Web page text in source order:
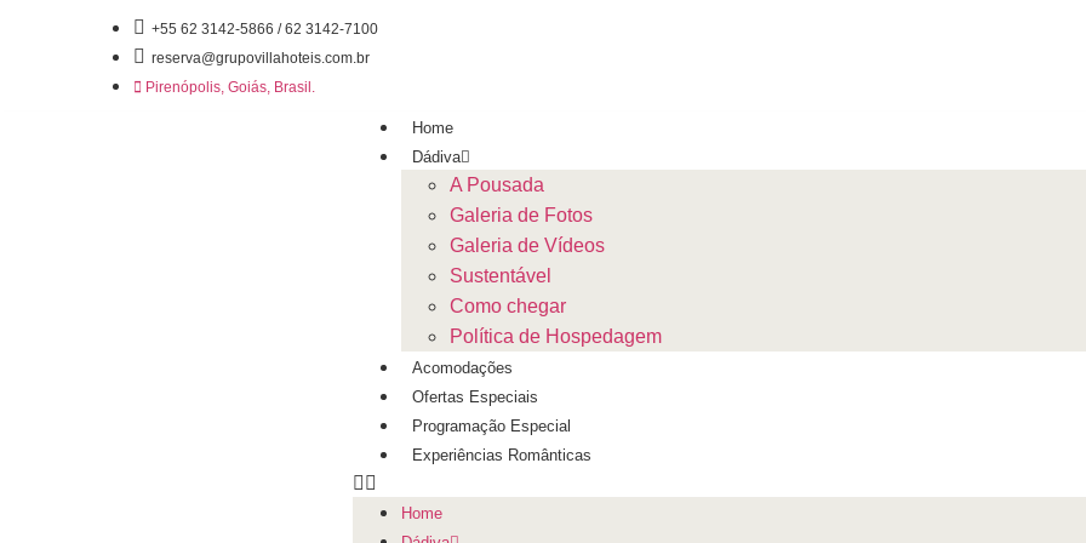
+55 62 3142-5866 / 62 3142-7100
reserva@grupovillahoteis.com.br
Pirenópolis, Goiás, Brasil.
Home
Dádiva
A Pousada
Galeria de Fotos
Galeria de Vídeos
Sustentável
Como chegar
Política de Hospedagem
Acomodações
Ofertas Especiais
Programação Especial
Experiências Românticas
Home